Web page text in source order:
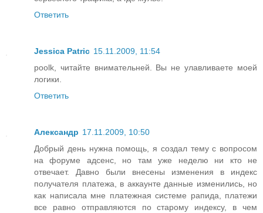
Ответить
Jessica Patric 15.11.2009, 11:54
poolk, читайте внимательней. Вы не улавливаете моей
логики.
Ответить
Александр 17.11.2009, 10:50
Добрый день нужна помощь, я создал тему с вопросом
на форуме адсенс, но там уже неделю ни кто не
отвечает. Давно были внесены изменения в индекс
получателя платежа, в аккаунте данные изменились, но
как написала мне платежная системе рапида, платежи
все равно отправляются по старому индексу, в чем